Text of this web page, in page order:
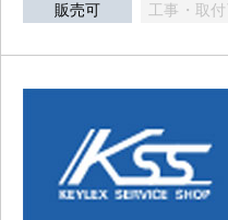
販売可 工事・取